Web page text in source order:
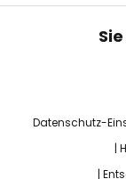
Datenschutz-